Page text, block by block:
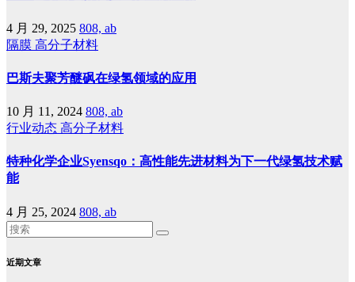
4 月 29, 2025 808, ab
隔膜 高分子材料
巴斯夫聚芳醚砜在绿氢领域的应用
10 月 11, 2024 808, ab
行业动态 高分子材料
特种化学企业Syensqo：高性能先进材料为下一代绿氢技术赋
能
4 月 25, 2024 808, ab
近期文章